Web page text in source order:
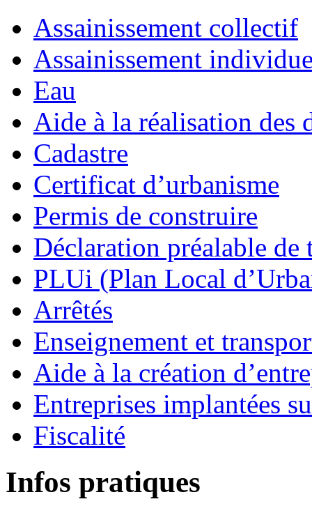
Assainissement collectif
Assainissement
Eau
Aide à la réalisation des
Cadastre
Certificat d’urbanisme
Permis de construire
Déclaration préalable de
PLUi (Plan Local
Arrêtés
Enseignement et
Aide à la création
Entreprises implantées
Fiscalité
Infos pratiques